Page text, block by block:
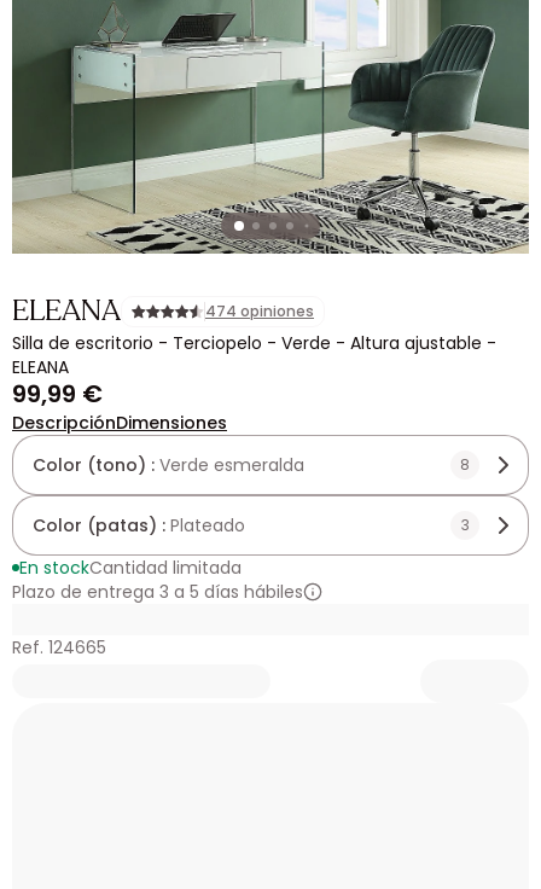
ELEANA 474 opiniones
Silla de escritorio - Terciopelo - Verde - Altura ajustable -
ELEANA
99,99 €
DescripciónDimensiones
Color (tono) : Verde esmeralda 8
Color (patas) : Plateado 3
En stockCantidad limitada
Plazo de entrega 3 a 5 días hábiles
Ref. 124665